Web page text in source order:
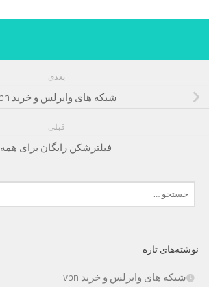
بعدی
شبکه های وایرلس و خرید vpn
قبلی
فیلترشکن رایگان برای همه
برای:
نوشته‌های تازه
شبکه های وایرلس و خرید vpn